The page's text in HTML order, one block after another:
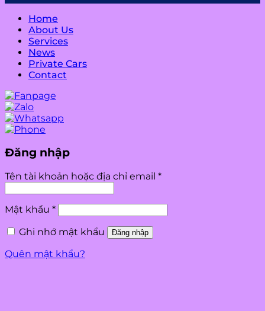
Home
About Us
Services
News
Private Cars
Contact
Đăng nhập
Tên tài khoản hoặc địa chỉ email *Bắt
Mật khẩu *Bắt
Ghi nhớ mật khẩu
Đăng nhập
Quên mật khẩu?